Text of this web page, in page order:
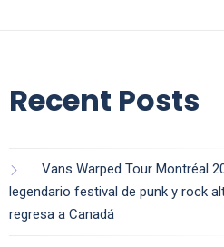
Recent Posts
Vans Warped Tour Montréal
legendario festival de punk y rock
regresa a Canadá